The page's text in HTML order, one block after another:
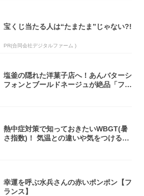
宝くじ当たる人は“たまたま”じゃない?!
PR(合同会社デジタルファーム )
塩釜の隠れた洋菓子店へ！あんバターシ
フォンとブールドネージュが絶品「フー
熱中症対策で知っておきたいWBGT(暑
さ指数)！ 気温との違いや気をつけるべ
幸運を呼ぶ水兵さんの赤いポンポン【フ
ランス】